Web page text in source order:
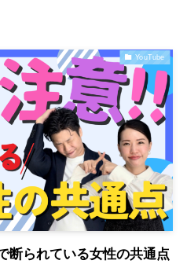
YouTube
断られている女性の共通点